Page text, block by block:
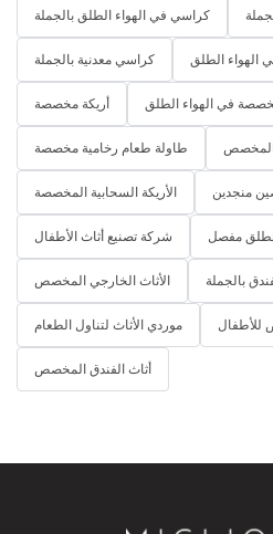
كراسي في الهواء الطلق بالجملة
كراسي معدنية بالجملة الهواء الطلق
أريكة مخصصة في الهواء الطلق
طاولة طعام رخامية مخصصة المخصص
الأريكة السحابية المخصصة منجدين
شركة تصنيع أثاث الأطفال مفصل
الأثاث الخارجي المخصص بالجملة
موردي الأثاث لتناول الطعام للأطفال
أثاث الفندق المخصص